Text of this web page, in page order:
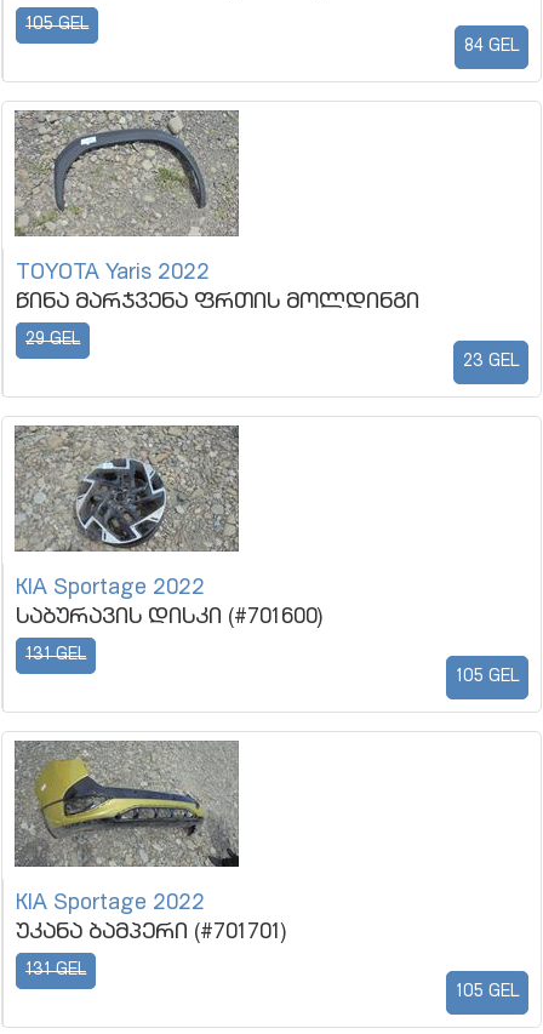
105 GEL
84 GEL
TOYOTA Yaris 2022
წინა მარჯვენა ფრთის მოლდინგი
29 GEL
23 GEL
KIA Sportage 2022
საბურავის დისკი (#701600)
131 GEL
105 GEL
KIA Sportage 2022
უკანა ბამპერი (#701701)
131 GEL
105 GEL